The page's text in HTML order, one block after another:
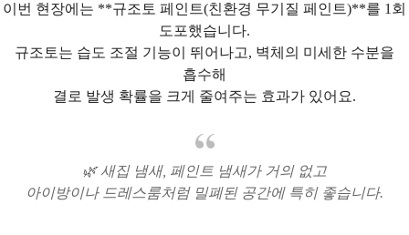
이번 현장에는 **규조토 페인트(친환경 무기질 페인트)**를 1회
도포했습니다.
규조토는 습도 조절 기능이 뛰어나고, 벽체의 미세한 수분을
흡수해
결로 발생 확률을 크게 줄여주는 효과가 있어요.
🌿 새집 냄새, 페인트 냄새가 거의 없고
아이방이나 드레스룸처럼 밀폐된 공간에 특히 좋습니다.